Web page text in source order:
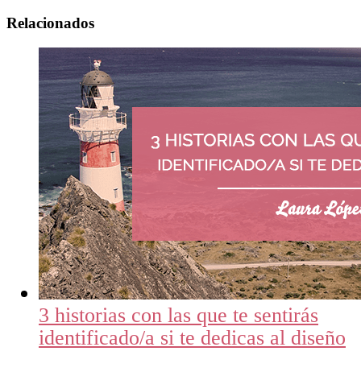
Relacionados
3 historias con las que te sentirás
identificado/a si te dedicas al diseño